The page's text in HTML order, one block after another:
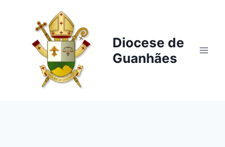
Conteúdo
Diocese de
Guanhães